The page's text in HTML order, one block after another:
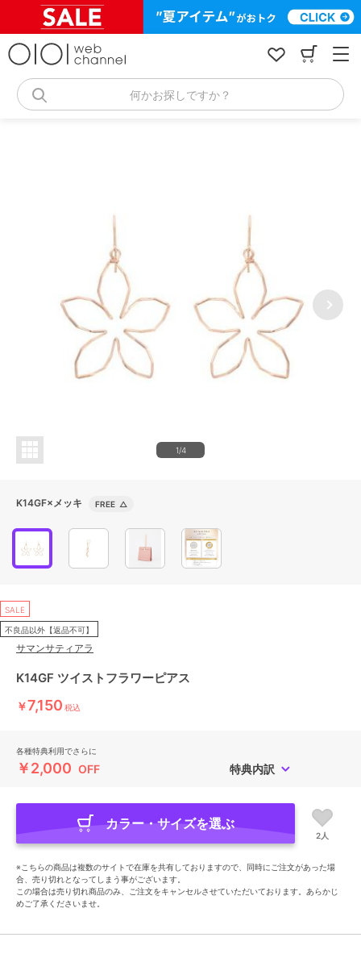
何かお探しですか？
1/4
K14GF×メッキ FREE △
SALE
不良品以外【返品不可】
サマンサティアラ
K14GF ツイストフラワーピアス
￥7,150 税込
各種特典利用でさらに
￥2,000 OFF 特典内訳
カラー・サイズを選ぶ
2人
※こちらの商品は複数のサイトで在庫を共有しておりますので、同時にご注文があった場
合、売り切れとなってしまう事がございます。
この場合は売り切れ商品のみ、ご注文をキャンセルさせていただいております。あらかじ
めご了承くださいませ。